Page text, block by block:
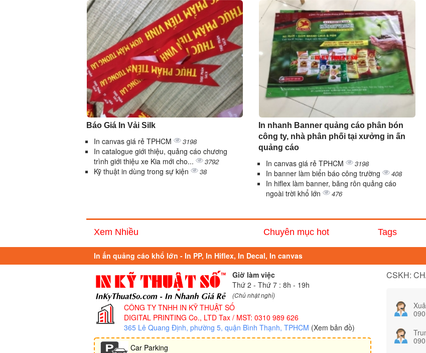
Báo Giá In Vải Silk
In canvas giá rẻ TPHCM 3198
In catalogue giới thiệu, quảng cáo chương
trình giới thiệu xe Kia mới cho...
3792
Kỹ thuật in dùng trong sự kiện 38
In nhanh Banner quảng cáo phân bón
công ty, nhà phân phối tại xưởng in ấn
quảng cáo
In canvas giá rẻ TPHCM 3198
In banner làm biển báo công trường 408
In hiflex làm banner, băng rôn quảng cáo
ngoài trời khổ lớn
476
Xem Nhiều Chuyên mục hot Tags
In ấn quảng cáo khổ lớn - In PP, In Hiflex, In Decal, In canvas
Giờ làm việc
Thứ 2 - Thứ 7 : 8h - 19h
(Chủ nhật nghỉ)
CÔNG TY TNHH IN KỸ THUẬT SỐ
DIGITAL PRINTING Co., LTD Tax / MST: 0310 989 626
365 Lê Quang Định, phường 5, quận Bình Thạnh, TPHCM (Xem bản đồ)
Car Parking
CSKH: